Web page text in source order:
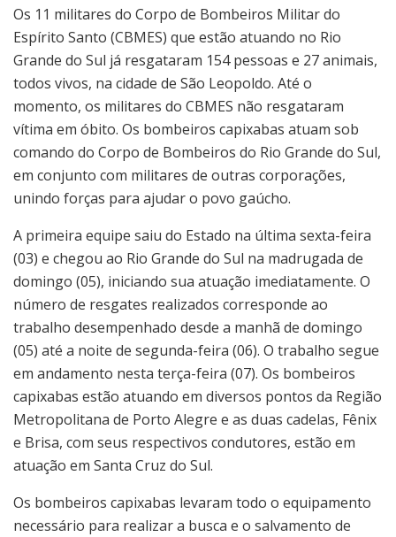
Os 11 militares do Corpo de Bombeiros Militar do
Espírito Santo (CBMES) que estão atuando no Rio
Grande do Sul já resgataram 154 pessoas e 27 animais,
todos vivos, na cidade de São Leopoldo. Até o
momento, os militares do CBMES não resgataram
vítima em óbito. Os bombeiros capixabas atuam sob
comando do Corpo de Bombeiros do Rio Grande do Sul,
em conjunto com militares de outras corporações,
unindo forças para ajudar o povo gaúcho.
A primeira equipe saiu do Estado na última sexta-feira
(03) e chegou ao Rio Grande do Sul na madrugada de
domingo (05), iniciando sua atuação imediatamente. O
número de resgates realizados corresponde ao
trabalho desempenhado desde a manhã de domingo
(05) até a noite de segunda-feira (06). O trabalho segue
em andamento nesta terça-feira (07). Os bombeiros
capixabas estão atuando em diversos pontos da Região
Metropolitana de Porto Alegre e as duas cadelas, Fênix
e Brisa, com seus respectivos condutores, estão em
atuação em Santa Cruz do Sul.
Os bombeiros capixabas levaram todo o equipamento
necessário para realizar a busca e o salvamento de